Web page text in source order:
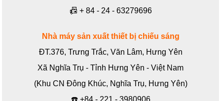
📠 + 84 - 24 - 63279696
Nhà máy sản xuất thiết bị chiếu sáng
ĐT.376, Trưng Trắc, Văn Lâm, Hưng Yên
Xã Nghĩa Trụ - Tỉnh Hưng Yên - Việt Nam
(Khu CN Đông Khúc, Nghĩa Trụ, Hưng Yên)